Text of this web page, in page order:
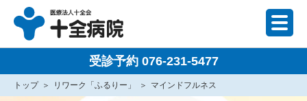
受診予約 076-231-5477
トップ リワーク「ふるりー」 マインドフルネス